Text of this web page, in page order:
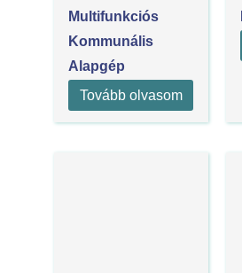
Multifunkciós
Kommunális
Alapgép
Tovább olvasom